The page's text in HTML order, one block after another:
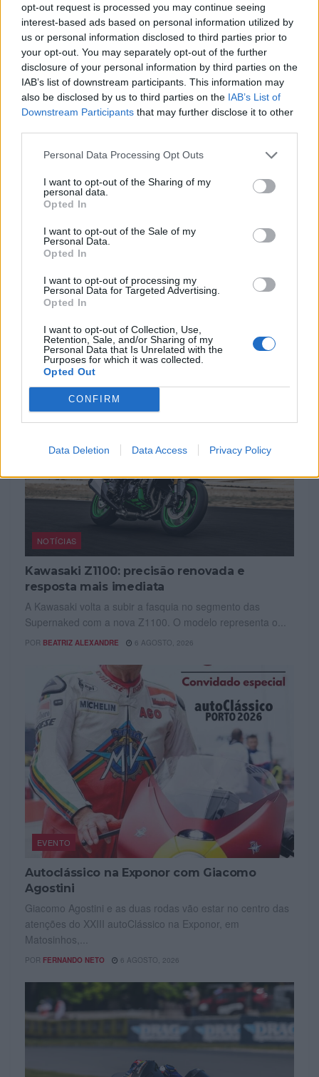
opt-out request is processed you may continue seeing
interest-based ads based on personal information utilized by
us or personal information disclosed to third parties prior to
your opt-out. You may separately opt-out of the further
disclosure of your personal information by third parties on the
IAB’s list of downstream participants. This information may
also be disclosed by us to third parties on the IAB’s List of
Downstream Participants that may further disclose it to other
Personal Data Processing Opt Outs
I want to opt-out of the Sharing of my
personal data.
Opted In
I want to opt-out of the Sale of my
Personal Data.
Opted In
I want to opt-out of processing my
Personal Data for Targeted Advertising.
Opted In
I want to opt-out of Collection, Use,
Retention, Sale, and/or Sharing of my
Personal Data that Is Unrelated with the
Purposes for which it was collected.
Opted Out
CONFIRM
Data Deletion Data Access Privacy Policy
RELACIONADOS
Africa Twin junta mais de 100 aventureiros
O Norte de Portugal voltou a receber a comunidade Africa
Twin para mais um encontro dedicado ao mototurismo.
BEATRIZ ALEXANDRE 6 AGOSTO, 2026
NOTÍCIAS
Kawasaki Z1100: precisão renovada e
resposta mais imediata
A Kawasaki volta a subir a fasquia no segmento das
Supernaked com a nova Z1100. O modelo representa o...
POR BEATRIZ ALEXANDRE 6 AGOSTO, 2026
EVENTO
Autoclássico na Exponor com Giacomo
Agostini
Giacomo Agostini e as duas rodas vão estar no centro das
atenções do XXIII autoClássico na Exponor, em
Matosinhos,...
POR FERNANDO NETO 6 AGOSTO, 2026